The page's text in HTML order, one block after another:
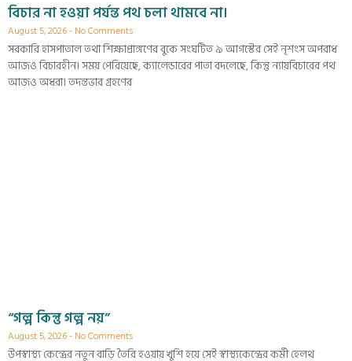
বিচার না হওয়া পর্যন্ত পথ চলা থামবে না।
August 5, 2026 No Comments
সরকারি হাসপাতাল তথা শিক্ষাপ্রাঙ্গণের বুকে সংঘটিত ৯ আগস্টের সেই নৃশংস অপরাধ
আজও বিচারহীন। সময় পেরিয়েছে, ক্যালেন্ডারের পাতা বদলেছে, কিন্তু ন্যায়বিচারের পথ
আজও অধরা। তদন্তভার গ্রহণের
“গল্প কিন্তু গল্প নয়”
August 5, 2026 No Comments
উপস্বাস্থ্য কেন্দ্রের নতুন বাড়ি তৈরি হওয়ায় খুশি হয়ে সেই স্বাস্থ্যকেন্দ্রের কর্মী হেলথ